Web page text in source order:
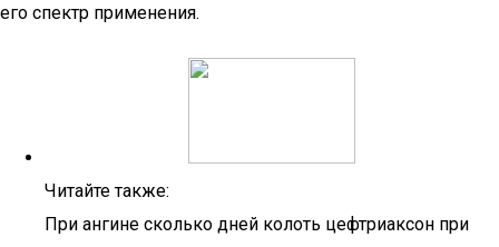
его спектр применения.
Читайте также:
При ангине сколько дней колоть цефтриаксон при